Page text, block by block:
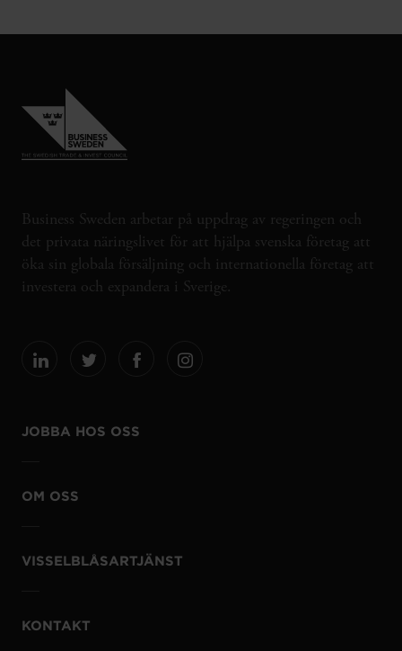
Business Sweden arbetar på uppdrag av regeringen och
det privata näringslivet för att hjälpa svenska företag att
öka sin globala försäljning och internationella företag att
investera och expandera i Sverige.
JOBBA HOS OSS
OM OSS
VISSELBLÅSARTJÄNST
KONTAKT